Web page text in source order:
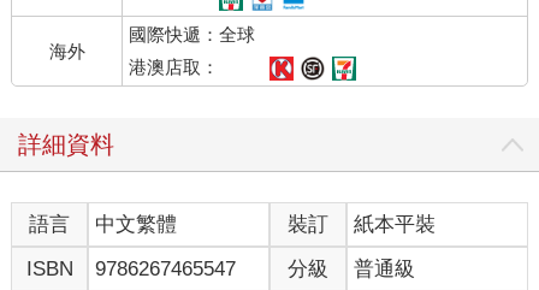
己；每個人都在尋求更偉大、更美好的事物。同理心和利他主義
就是利社會態度，具有很深刻的生物學根源。無論是微笑望著孩
子快樂地吹熄生日蛋糕上的蠟燭，還是瞥見電影中淒美的一幕而
鼻酸哽咽，前額葉皮質中的鏡像神經元都會以和我們所看對象相
主義分數較高。若他們說自己感受到你的痛苦，就是真的感覺到
了。至少在他們的大腦裡是這樣。
可見人類的同理心和利他主義非常複雜，不只是兩人的大腦神經
元以相同的模式齊射而已。除了部分例外，幾乎每個人都受自身
理解他人情緒、意圖、信念和慾望的能力支配，特別是那些感受
和想法與我們不同的時候。我們能憑直覺知道他人的想法，是因
海外
國際快遞：全球
港澳店取：
詳細資料
語言 中文繁體 裝訂
紙本平裝
ISBN
9786267465547 分級 普通級